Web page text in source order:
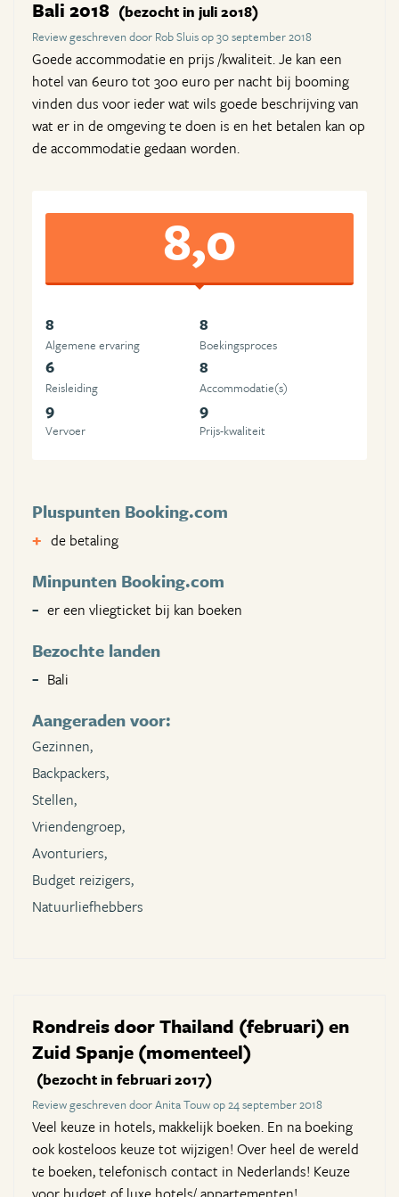
Bali 2018 (bezocht in juli 2018)
Review geschreven door Rob Sluis op 30 september 2018
Goede accommodatie en prijs /kwaliteit. Je kan een
hotel van 6euro tot 300 euro per nacht bij booming
vinden dus voor ieder wat wils goede beschrijving van
wat er in de omgeving te doen is en het betalen kan op
de accommodatie gedaan worden.
8,0
8
Algemene ervaring
8
Boekingsproces
6
Reisleiding
8
Accommodatie(s)
9
Vervoer
9
Prijs-kwaliteit
Pluspunten Booking.com
de betaling
Minpunten Booking.com
er een vliegticket bij kan boeken
Bezochte landen
Bali
Aangeraden voor:
Gezinnen,
Backpackers,
Stellen,
Vriendengroep,
Avonturiers,
Budget reizigers,
Natuurliefhebbers
Rondreis door Thailand (februari) en
Zuid Spanje (momenteel)
(bezocht in februari 2017)
Review geschreven door Anita Touw op 24 september 2018
Veel keuze in hotels, makkelijk boeken. En na boeking
ook kosteloos keuze tot wijzigen! Over heel de wereld
te boeken, telefonisch contact in Nederlands! Keuze